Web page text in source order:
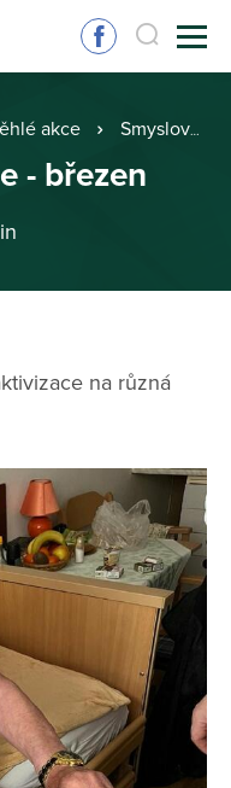
akce Smyslová aktivizace - březen
- březen
na různá